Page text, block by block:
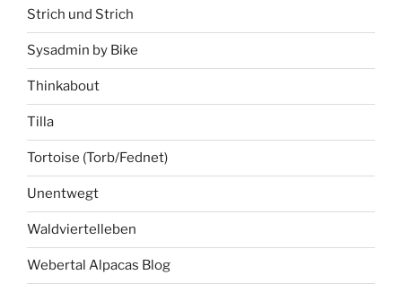
Strich und Strich
Sysadmin by Bike
Thinkabout
Tilla
Tortoise (Torb/Fednet)
Unentwegt
Waldviertelleben
Webertal Alpacas Blog